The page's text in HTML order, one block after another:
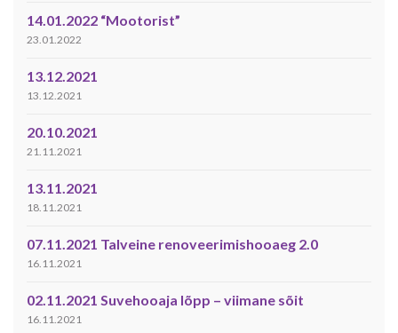
14.01.2022 “Mootorist”
23.01.2022
13.12.2021
13.12.2021
20.10.2021
21.11.2021
13.11.2021
18.11.2021
07.11.2021 Talveine renoveerimishooaeg 2.0
16.11.2021
02.11.2021 Suvehooaja lõpp – viimane sõit
16.11.2021